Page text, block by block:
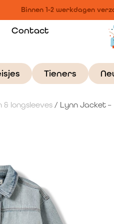
Binnen 1-2 werkdagen
Contact
Tieners
& longsleeves / Lynn Jacket –